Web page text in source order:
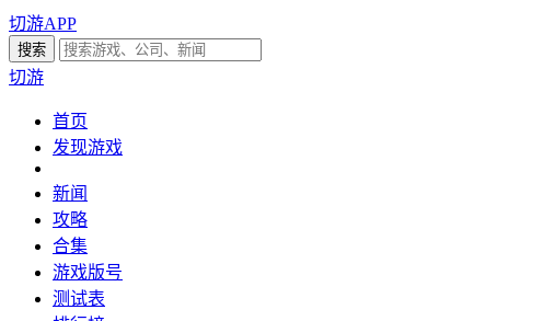
切游APP
切游
首页
发现游戏
新闻
攻略
合集
游戏版号
测试表